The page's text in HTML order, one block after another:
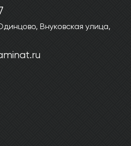
переданы третьим
переданы третьим
лицам
переданы третьим
лицам
Внуковская улица,